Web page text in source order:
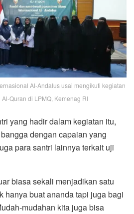
Al-Andalus usai mengikuti kegiatan
Quran di LPMQ, Kemenag RI
yang hadir dalam kegiatan itu,
dengan capaian yang
para santri lainnya terkait uji
biasa sekali menjadikan satu
hanya buat ananda tapi juga bagi
mudahan kita juga bisa